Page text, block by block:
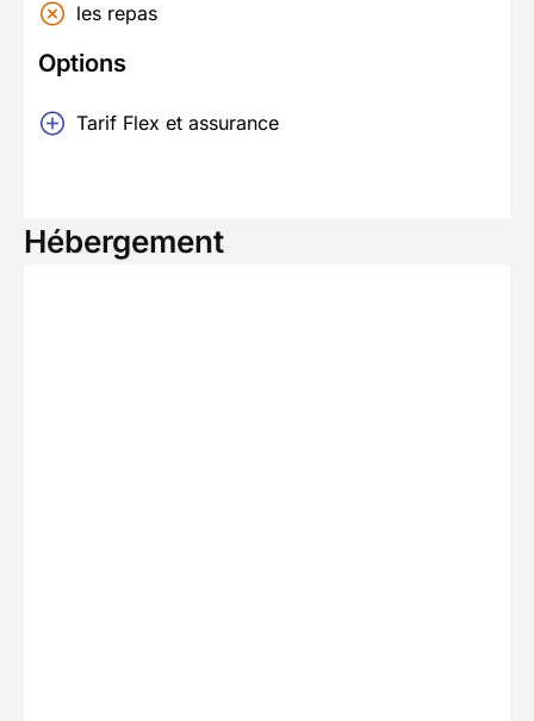
les repas
Options
Tarif Flex et assurance
Hébergement